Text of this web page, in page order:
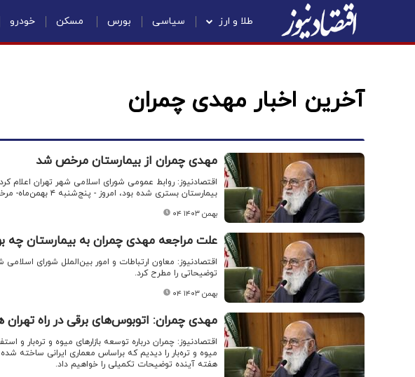
طلا و ارز سیاسی بورس مسکن خودرو
آخرین اخبار مهدی چمران
مهدی چمران از بیمارستان مرخص شد
اقتصادنیوز: روابط عمومی شورای اسلامی شهر تهران
بیمارستان بستری شده بود، امروز - پنج‌شنبه ۴ بهمن‌ماه- مرخص شد.
۰۴ بهمن ۱۴۰۳
علت مراجعه مهدی چمران به بیمارستان چه
اقتصادنیوز: معاون ارتباطات و امور بین‌الملل شورای
توضیحاتی را مطرح کرد.
۰۴ بهمن ۱۴۰۳
مهدی چمران: اتوبوس‌های برقی در راه
اقتصادنیوز: چمران درباره توسعه بازارهای میوه و تره‌بار و
میوه‌ و تره‌بار را دیدیم که براساس معماری ایرانی
هفته آینده توضیحات تکمیلی را خواهیم داد.